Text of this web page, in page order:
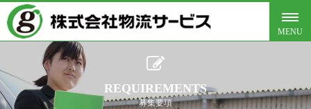
REQUIREMENTS
募集要項